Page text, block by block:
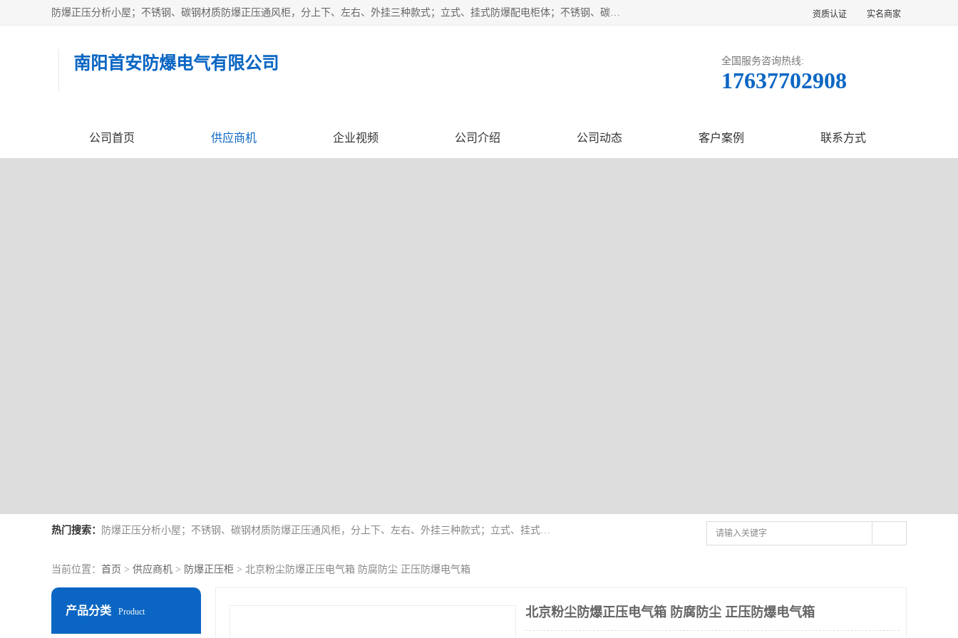
防爆正压分析小屋；不锈钢、碳钢材质防爆正压通风柜，分上下、左右、外挂三种款式；立式、挂式防爆配电柜体；不锈钢、碳钢防爆变频、磁力、星三角启动器；不锈钢、碳钢、铸铝防爆控制箱柜；可操作按键、多块式防爆仪表箱；多材质防爆接线箱；台式防爆电脑、防爆监视器。产品适配石油、化工、煤炭、电力、纺织、酿酒、航天、铁路、冶金、船舶、消防、市政等多行业工况使用。 资质认证 实名商家
南阳首安防爆电气有限公司 全国服务咨询热线:
17637702908
公司首页 供应商机 企业视频 公司介绍 公司动态 客户案例 联系方式
热门搜索： 防爆正压分析小屋；不锈钢、碳钢材质防爆正压通风柜，分上下、左右、外挂三种款式；立式、挂式防爆配电柜体；不锈钢、碳钢防爆变频、磁力、星三角启动器；不锈钢、碳钢、铸铝防爆控制箱柜；可操作按键、多块式防爆仪表箱；多材质防爆接线箱；台式防爆电脑、防爆监视器。产品适配石油、化工、煤炭、电力、纺织、酿酒、航天、铁路、冶金、船舶、消防、市政等多行业工况使用。
当前位置： 首页 > 供应商机 > 防爆正压柜 > 北京粉尘防爆正压电气箱 防腐防尘 正压防爆电气箱
产品分类 Product 北京粉尘防爆正压电气箱 防腐防尘 正压防爆电气箱